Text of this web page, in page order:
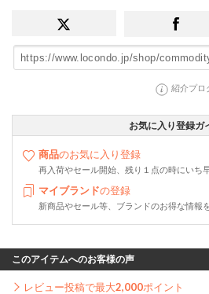
紹介プロ
お気に入り登録ガ
商品のお気に入り登録
再入荷やセール開始、残り１点の時にいち
マイブランドの登録
新商品やセール等、ブランドのお得な情報
このアイテムへのお客様の声
レビュー投稿で最大2,000ポイント